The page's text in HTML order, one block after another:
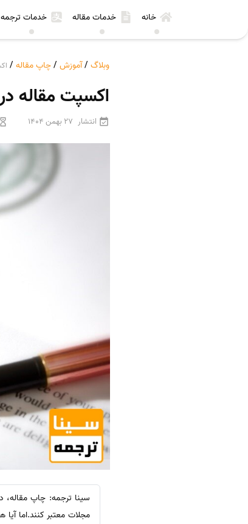
خانه خدمات مقاله خدمات ترجمه
وبلاگ /آموزش /چاپ مقاله /
اکسپت مقاله
انتشار 27 بهمن 1404
سینا ترجمه: چاپ مقاله،
مجلات معتبر کنند.اما